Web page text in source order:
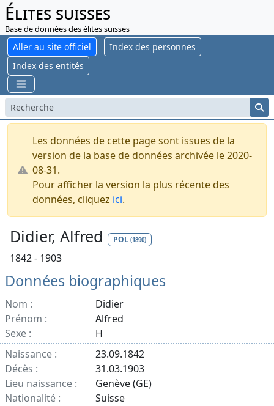
Élites suisses
Base de données des élites suisses
Aller au site officiel
Index des personnes
Index des entités
Les données de cette page sont issues de la
version de la base de données archivée le 2020-
08-31.
Pour afficher la version la plus récente des
données, cliquez ici.
Didier, Alfred POL (1890)
1842 - 1903
Données biographiques
Nom :
Didier
Prénom :
Alfred
Sexe :
H
Naissance :
23.09.1842
Décès :
31.03.1903
Lieu naissance :
Genève (GE)
Nationalité :
Suisse